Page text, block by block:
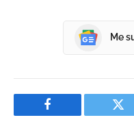
Me
Facebook